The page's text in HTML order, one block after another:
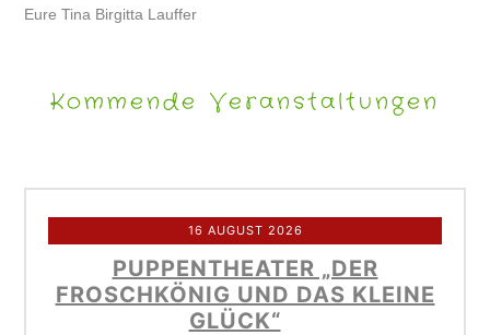
Eure Tina Birgitta Lauffer
Kommende Veranstaltungen
16 AUGUST 2026
PUPPENTHEATER „DER
FROSCHKÖNIG UND DAS KLEINE
GLÜCK“